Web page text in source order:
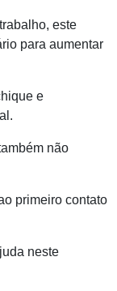
este
para aumentar
e
não
primeiro contato
neste